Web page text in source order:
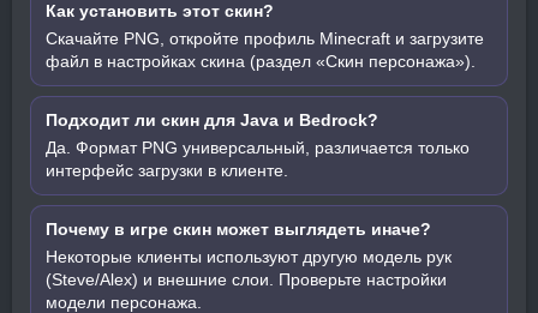
Как установить этот скин?
Скачайте PNG, откройте профиль Minecraft и загрузите
файл в настройках скина (раздел «Скин персонажа»).
Подходит ли скин для Java и Bedrock?
Да. Формат PNG универсальный, различается только
интерфейс загрузки в клиенте.
Почему в игре скин может выглядеть иначе?
Некоторые клиенты используют другую модель рук
(Steve/Alex) и внешние слои. Проверьте настройки
модели персонажа.